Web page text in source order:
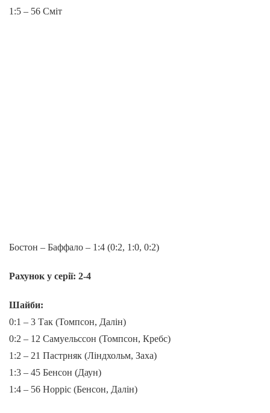
1:5 – 56 Сміт
Бостон – Баффало – 1:4 (0:2, 1:0, 0:2)
Рахунок у серії: 2-4
Шайби:
0:1 – 3 Так (Томпсон, Далін)
0:2 – 12 Самуельссон (Томпсон, Кребс)
1:2 – 21 Пастрняк (Ліндхольм, Заха)
1:3 – 45 Бенсон (Даун)
1:4 – 56 Норріс (Бенсон, Далін)